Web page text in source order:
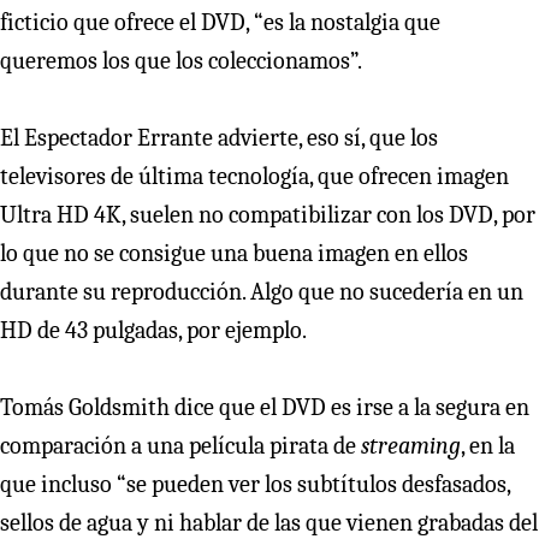
ficticio que ofrece el DVD, “es la nostalgia que
queremos los que los coleccionamos”.
El Espectador Errante advierte, eso sí, que los
televisores de última tecnología, que ofrecen imagen
Ultra HD 4K, suelen no compatibilizar con los DVD, por
lo que no se consigue una buena imagen en ellos
durante su reproducción. Algo que no sucedería en un
HD de 43 pulgadas, por ejemplo.
Tomás Goldsmith dice que el DVD es irse a la segura en
comparación a una película pirata destreaming, en la
que incluso “se pueden ver los subtítulos desfasados,
sellos de agua y ni hablar de las que vienen grabadas del